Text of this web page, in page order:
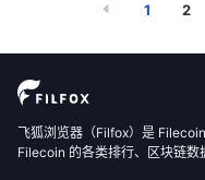
1 2
飞狐浏览器（Filfox）是
Filecoin 的各类排行、区块链数